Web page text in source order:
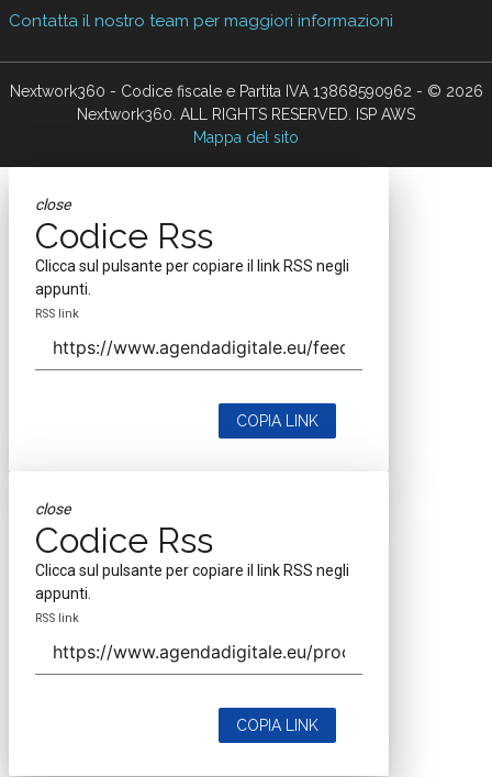
Contatta il nostro team per maggiori informazioni
Nextwork360 - Codice fiscale e Partita IVA 13868590962 - © 2026
Nextwork360. ALL RIGHTS RESERVED. ISP AWS
Mappa del sito
close
Codice Rss
Clicca sul pulsante per copiare il link RSS negli
appunti.
RSS link
COPIA LINK
close
Codice Rss
Clicca sul pulsante per copiare il link RSS negli
appunti.
RSS link
COPIA LINK